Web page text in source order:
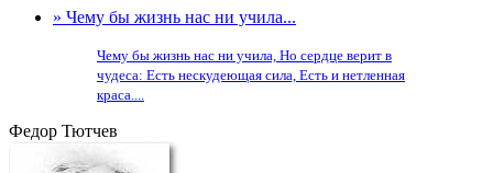
» Чему бы жизнь нас ни учила...
Чему бы жизнь нас ни учила, Но сердце верит в
чудеса: Есть нескудеющая сила, Есть и нетленная
краса....
Федор Тютчев